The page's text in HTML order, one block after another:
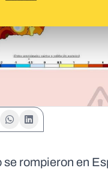
se rompieron en